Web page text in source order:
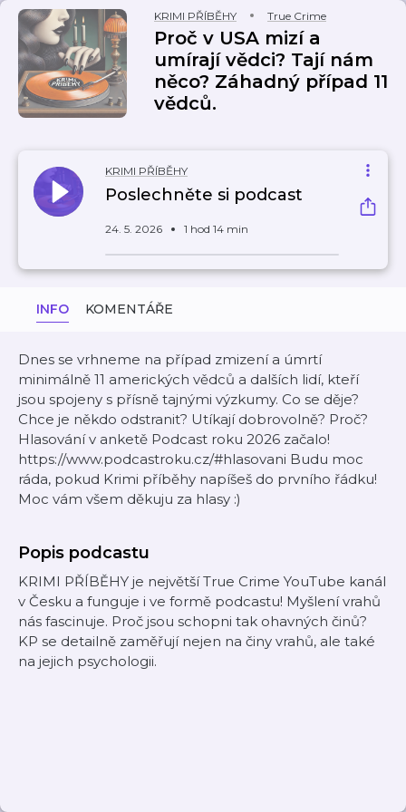
KRIMI PŘÍBĚHY True Crime
Proč v USA mizí a
umírají vědci? Tají nám
něco? Záhadný případ 11
vědců.
KRIMI PŘÍBĚHY
Poslechněte si podcast
24. 5. 2026 1 hod 14 min
INFO KOMENTÁŘE
Dnes se vrhneme na případ zmizení a úmrtí
minimálně 11 amerických vědců a dalších lidí, kteří
jsou spojeny s přísně tajnými výzkumy. Co se děje?
Chce je někdo odstranit? Utíkají dobrovolně? Proč?
Hlasování v anketě Podcast roku 2026 začalo!
https://www.podcastroku.cz/#hlasovani Budu moc
ráda, pokud Krimi příběhy napíšeš do prvního řádku!
Moc vám všem děkuju za hlasy :)
Popis podcastu
KRIMI PŘÍBĚHY je největší True Crime YouTube kanál
v Česku a funguje i ve formě podcastu! Myšlení vrahů
nás fascinuje. Proč jsou schopni tak ohavných činů?
KP se detailně zaměřují nejen na činy vrahů, ale také
na jejich psychologii.